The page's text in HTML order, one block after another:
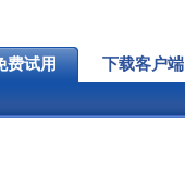
费试用 下载客户端